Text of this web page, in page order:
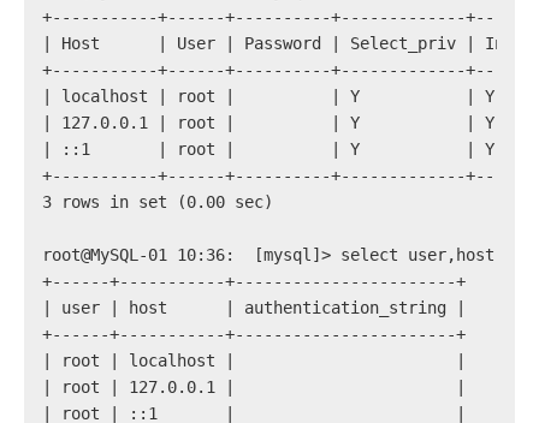
+-----------+------+----------+-------------
| Host      | User | Password | Select_priv |
+-----------+------+----------+-------------
| localhost | root |          | Y
| 127.0.0.1 | root |          | Y
| ::1       | root |          | Y           |
+-----------+------+----------+-------------
3 rows in set (0.00 sec)
root@MySQL-01 10:36:  [mysql]> select
+------+-----------+-----------------------+
| user | host      | authentication_string |
+------+-----------+-----------------------+
| root | localhost |                       |
| root | 127.0.0.1 |                       |
| root | ::1       |                       |